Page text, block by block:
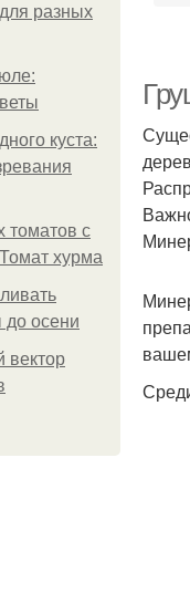
разных
куста:
томатов с
хурма
до осени
вектор